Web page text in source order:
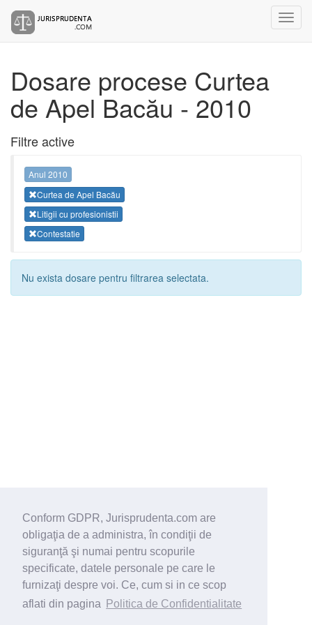
Conform GDPR, Jurisprudenta.com are
obligaţia de a administra, în condiţii de
siguranţă şi numai pentru scopurile
specificate, datele personale pe care le
furnizaţi despre voi. Ce, cum si in ce scop
aflati din pagina
Politica de Confidentialitate
Dosare procese Curtea
de Apel Bacău - 2010
Filtre active
Anul 2010
Curtea de Apel Bacău
Litigii cu profesionistii
Contestatie
Nu exista dosare pentru filtrarea selectata.